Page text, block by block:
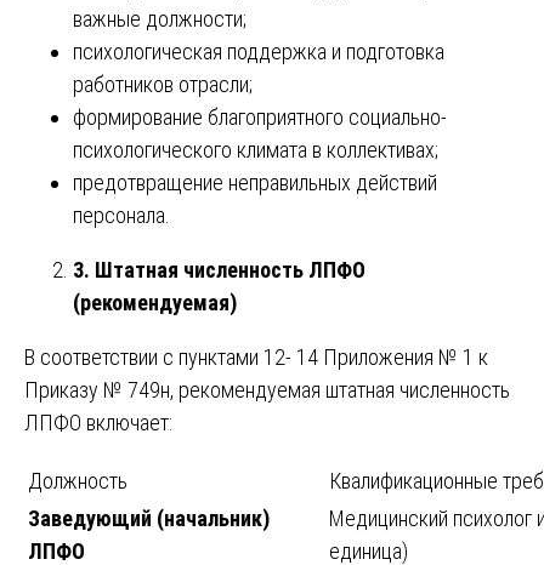
важные должности;
психологическая поддержка и подготовка
работников отрасли;
формирование благоприятного социально-
психологического климата в коллективах;
предотвращение неправильных действий
персонала.
3. Штатная численность ЛПФО
(рекомендуемая)
В соответствии с пунктами 12- 14 Приложения № 1 к
Приказу № 749н, рекомендуемая штатная численность
ЛПФО включает:
Должность
Квалификационные
Заведующий (начальник)
ЛПФО
Медицинский психолог
единица)